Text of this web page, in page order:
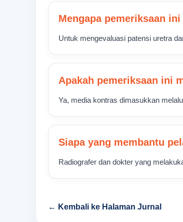
Mengapa pemeriksaan
Untuk mengevaluasi patensi uretra
Apakah pemeriksaan ini
Ya, media kontras dimasukkan
Siapa yang membantu
Radiografer dan dokter yang
← Kembali ke Halaman Jurnal